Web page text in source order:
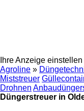
Ihre Anzeige einstellen
Agroline »
Miststreuer
Drohnen
Düngerstreuer in